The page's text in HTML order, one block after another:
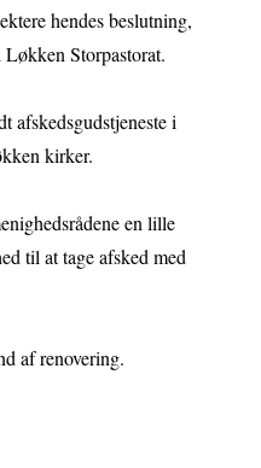
hendes beslutning,
Storpastorat.
afskedsgudstjeneste i
kirker.
en lille
til at tage afsked med
af renovering.